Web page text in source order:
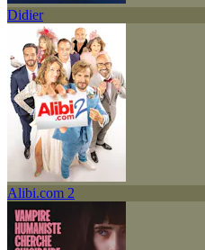
Didier
Alibi.com 2